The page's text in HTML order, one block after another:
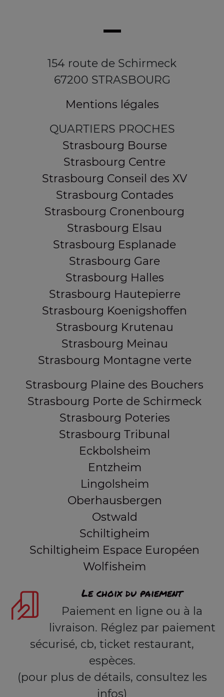
154 route de Schirmeck
67200 STRASBOURG
Mentions légales
QUARTIERS PROCHES
Strasbourg Bourse
Strasbourg Centre
Strasbourg Conseil des XV
Strasbourg Contades
Strasbourg Cronenbourg
Strasbourg Elsau
Strasbourg Esplanade
Strasbourg Gare
Strasbourg Halles
Strasbourg Hautepierre
Strasbourg Koenigshoffen
Strasbourg Krutenau
Strasbourg Meinau
Strasbourg Montagne verte
Strasbourg Plaine des Bouchers
Strasbourg Porte de Schirmeck
Strasbourg Poteries
Strasbourg Tribunal
Eckbolsheim
Entzheim
Lingolsheim
Oberhausbergen
Ostwald
Schiltigheim
Schiltigheim Espace Européen
Wolfisheim
Le choix du paiement
Paiement en ligne ou à la
livraison. Réglez par paiement
sécurisé, cb, ticket restaurant,
espèces.
(pour plus de détails, consultez les
infos)